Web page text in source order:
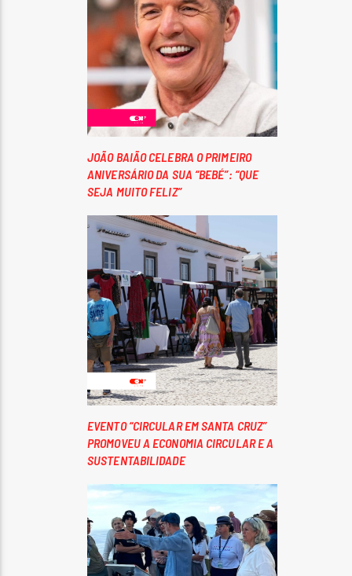
JOÃO BAIÃO CELEBRA O PRIMEIRO
ANIVERSÁRIO DA SUA “BEBÉ”: “QUE
SEJA MUITO FELIZ”
EVENTO “CIRCULAR EM SANTA CRUZ”
PROMOVEU A ECONOMIA CIRCULAR E A
SUSTENTABILIDADE